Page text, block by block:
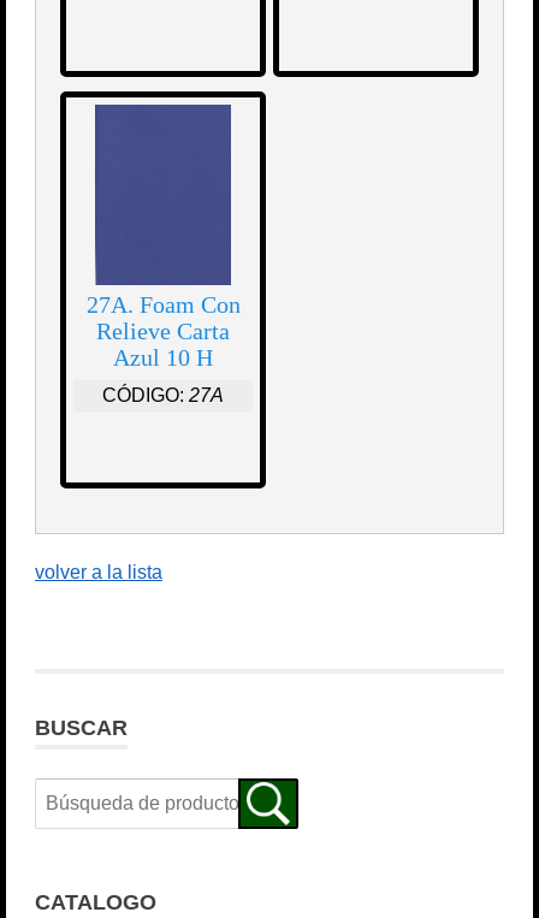
27A. Foam Con
Relieve Carta
Azul 10 H
CÓDIGO: 27A
volver a la lista
BUSCAR
CATALOGO